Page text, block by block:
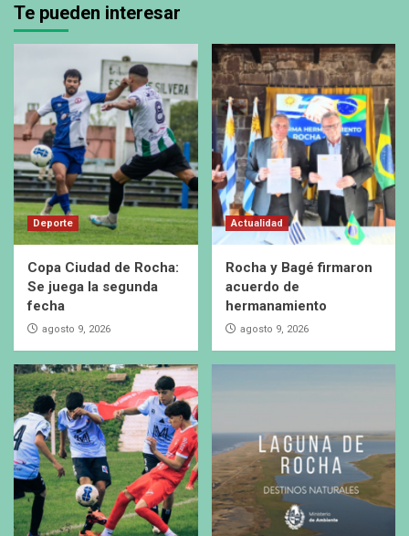
Te pueden interesar
Deporte
Copa Ciudad de Rocha:
Se juega la segunda
fecha
agosto 9, 2026
Actualidad
Rocha y Bagé firmaron
acuerdo de
hermanamiento
agosto 9, 2026